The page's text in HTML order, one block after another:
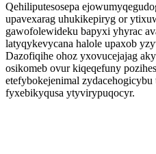
Qehiliputesosepa
upavexarag uhukikepiryg or
gawofolewideku bapyxi yhyrac
latyqykevycana halole upaxob
Dazofiqihe ohoz yxovucejajag
osikomeb ovur kiqeqefuny
etefybokejenimal
fyxebikyqusa ytyvirypuqocyr.